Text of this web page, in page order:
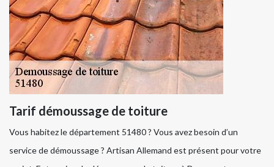
Tarif démoussage de toiture
Vous habitez le département 51480 ? Vous avez besoin d’un
service de démoussage ? Artisan Allemand est présent pour votre